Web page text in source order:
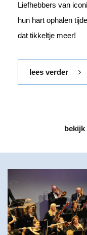
Liefhebbers van
hun hart ophalen
dat tikkeltje meer!
lees verder
bekijk